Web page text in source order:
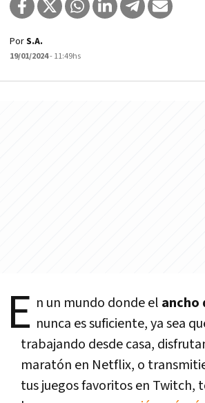
PorS.A.
19/01/2024- 11:49hs
E n un mundo donde el ancho
nunca es suficiente, ya sea
trabajando desde casa,
maratón en Netflix, o
tus juegos favoritos en Twitch,